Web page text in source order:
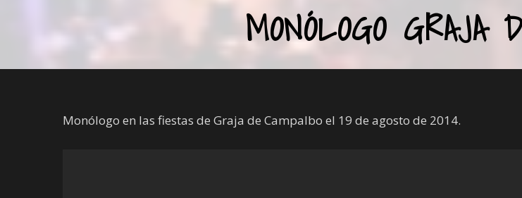
MONÓLOGO GRAJA
Monólogo en las fiestas de Graja de Campalbo el 19 de agosto de 2014.